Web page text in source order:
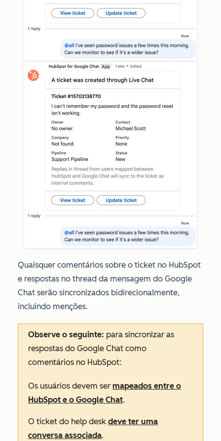
Quaisquer comentários sobre o ticket no HubSpot
e respostas no thread da mensagem do Google
Chat serão sincronizados bidirecionalmente,
incluindo menções.
Observe o seguinte: para sincronizar as
respostas do Google Chat como
comentários no HubSpot:
Os usuários devem ser mapeados entre o
HubSpot e o Google Chat.
O ticket do help desk deve ter uma
conversa associada.